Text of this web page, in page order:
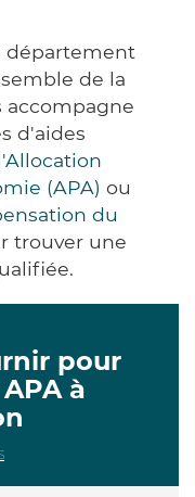
département
de la
accompagne
d'aides
(APA) ou
du
trouver une
pour
à